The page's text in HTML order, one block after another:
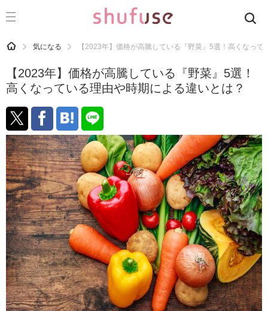
CATEGORY 記事カテゴリ
運気
洗濯
生活の知恵
お金
掃除
マナー
趣味
食材辞典
おすすめ
HOME 気になる 【2023年】価格が高騰している『野菜』5選！高くなっ
【2023年】価格が高騰している『野菜』5選！
高くなっている理由や時期による違いとは？